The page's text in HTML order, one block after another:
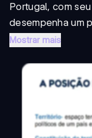
Portugal, com
desempenha um
Mostrar mais